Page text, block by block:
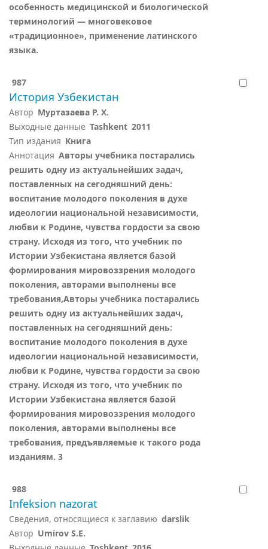
особенность медицинской и биологической
терминологий — многовековое
«традиционное», применение латинского
языка.
987
История Узбекистан
Автор Муртазаева Р. Х.
Выходные данные Tashkent 2011
Тип издания Книга
Аннотация Авторы учебника постарались
решить одну из актуальнейших задач,
поставленных на сегодняшний день:
воспитание молодого поколения в духе
идеологии национальной независимости,
любви к Родине, чувства гордости за свою
страну. Исходя из того, что учебник по
Истории Узбекистана является базой
формирования мировоззрения молодого
поколения, авторами выполнены все
требования,Авторы учебника постарались
решить одну из актуальнейших задач,
поставленных на сегодняшний день:
воспитание молодого поколения в духе
идеологии национальной независимости,
любви к Родине, чувства гордости за свою
страну. Исходя из того, что учебник по
Истории Узбекистана является базой
формирования мировоззрения молодого
поколения, авторами выполнены все
требования, предъявляемые к такого рода
изданиям. 3
988
Infeksion nazorat
Сведения, относящиеся к заглавию darslik
Автор Umirov S.E.